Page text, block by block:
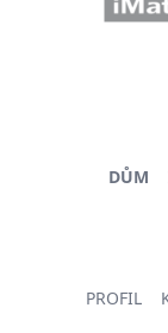
DŮM
PROFIL